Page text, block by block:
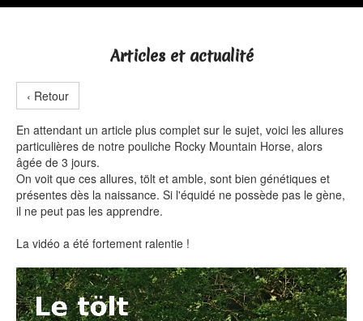
Articles et actualité
‹ Retour
En attendant un article plus complet sur le sujet, voici les allures
particulières de notre pouliche Rocky Mountain Horse, alors
âgée de 3 jours.
On voit que ces allures, tölt et amble, sont bien génétiques et
présentes dès la naissance. Si l'équidé ne possède pas le gène,
il ne peut pas les apprendre.
La vidéo a été fortement ralentie !